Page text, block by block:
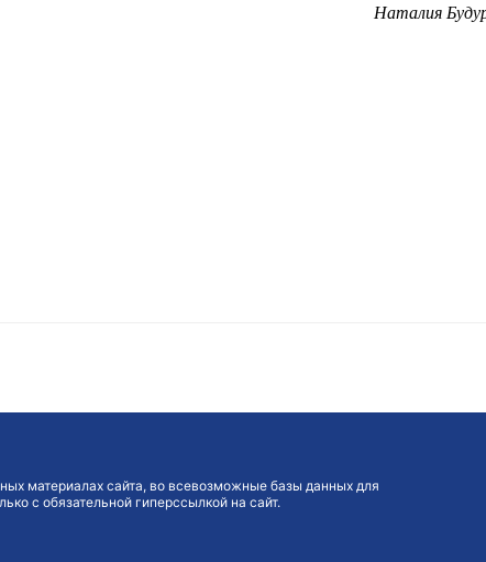
Наталия
материалах сайта, во всевозможные базы данных для
с обязательной гиперссылкой на сайт.